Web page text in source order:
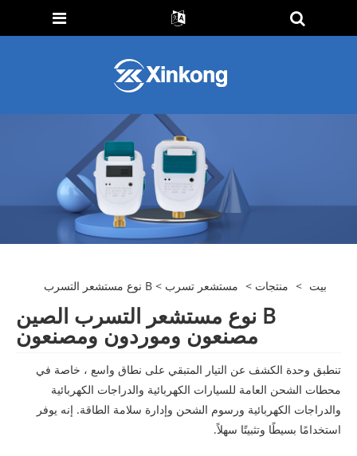
بيت > منتجات > مستشعر تسرب > B نوع مستشعر التسرب
B نوع مستشعر التسرب الصين
مصنعون وموردون ومصنعون
تنطبق وحدة الكشف عن التيار المتبقي على نطاق واسع ، خاصة في
محطات الشحن العامة للسيارات الكهربائية والدراجات الكهربائية
والدراجات الكهربائية ورسوم الشحن وإدارة سلامة الطاقة. إنه يوفر
استخدامًا بسيطًا وتثبيتًا سهلاً.